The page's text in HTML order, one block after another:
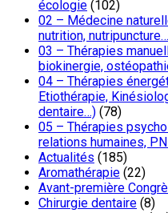
écologie (102)
02 – Médecine
nutrition,
03 – Thérapies
biokinergie,
04 – Thérapies
Etiothérapie,
dentaire…) (78)
05 – Thérapies
relations humaines,
Actualités (185)
Aromathérapie (22)
Avant-première
Chirurgie dentaire (8)